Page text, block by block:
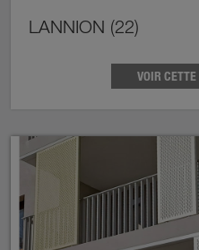
LANNION (22)
VOIR